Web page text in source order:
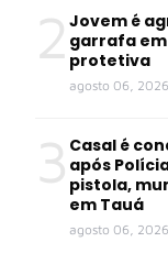
2 Jovem é
garrafa
protetiva
agosto 06, 2026
3 Casal é
após
pistola,
em Tauá
agosto 06, 2026